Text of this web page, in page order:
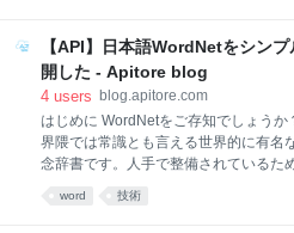
「https://example.com」を共存で
日本語形態素解析【Neologd対応】 サ
Java 解説 使い方は以前とあまり変わり
セストークンを使ってリクエストを投
ここではSwaggerUIからの使い方を解
セストークンはあらかじめ発行してお
こちらにアクセスします。ポチポチ
です。 続いて、access_tokenにアクセ
【API】日本語WordNetをシン
開した - Apitore blog
4 users blog.apitore.com
はじめに WordNetをご存知でしょうか
界隈では常識とも言える世界的に有名
念辞書です。人手で整備されているた
質です。最後の更新が2010年（？）な
ですが、まだまだ使えます。今回の
word 技術